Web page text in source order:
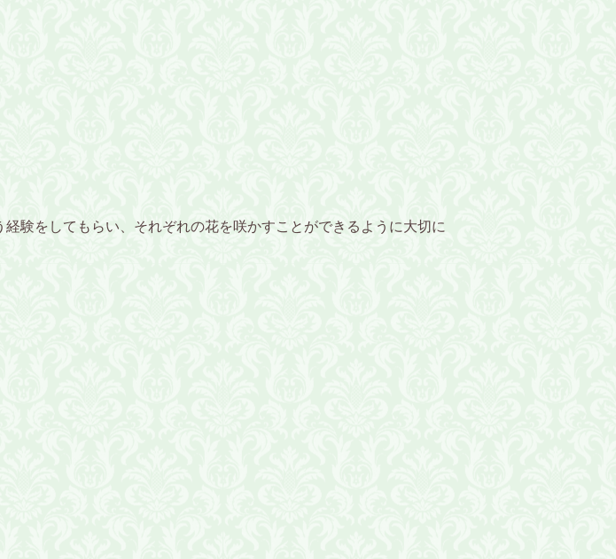
験をしてもらい、それぞれの花を咲かすことができるように大切に